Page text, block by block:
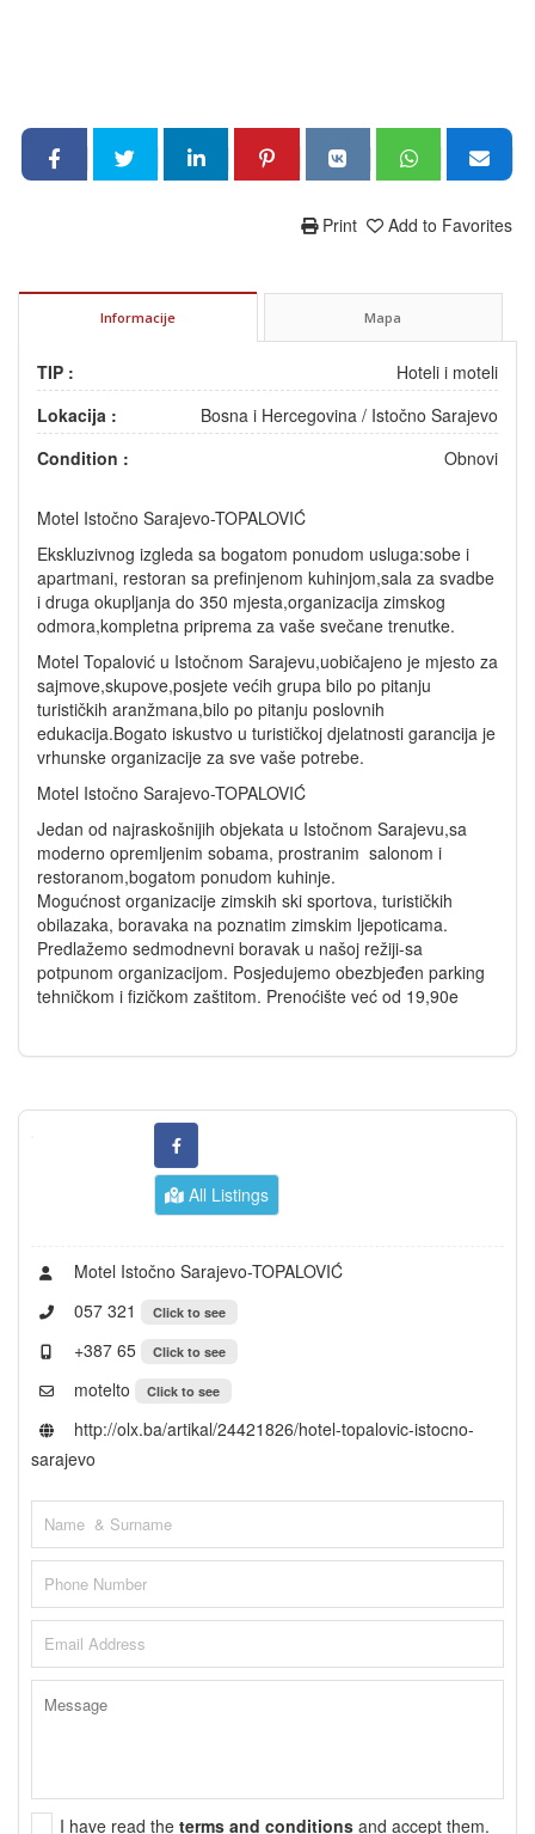
Add to Favorites
Print
Informacije Mapa
TIP :
Hoteli i moteli
Lokacija :
Bosna i Hercegovina / Istočno Sarajevo
Condition :
Obnovi
Motel Istočno Sarajevo-TOPALOVIĆ
Ekskluzivnog izgleda sa bogatom ponudom usluga:sobe i
apartmani, restoran sa prefinjenom kuhinjom,sala za svadbe
i druga okupljanja do 350 mjesta,organizacija zimskog
odmora,kompletna priprema za vaše svečane trenutke.
Motel Topalović u Istočnom Sarajevu,uobičajeno je mjesto za
sajmove,skupove,posjete većih grupa bilo po pitanju
turističkih aranžmana,bilo po pitanju poslovnih
edukacija.Bogato iskustvo u turističkoj djelatnosti garancija je
vrhunske organizacije za sve vaše potrebe.
Motel Istočno Sarajevo-TOPALOVIĆ
Jedan od najraskošnijih objekata u Istočnom Sarajevu,sa
moderno opremljenim sobama, prostranim salonom i
restoranom,bogatom ponudom kuhinje.
Mogućnost organizacije zimskih ski sportova, turističkih
obilazaka, boravaka na poznatim zimskim ljepoticama.
Predlažemo sedmodnevni boravak u našoj režiji-sa
potpunom organizacijom. Posjedujemo obezbjeđen parking
tehničkom i fizičkom zaštitom. Prenoćište već od 19,90e
All Listings
Motel Istočno Sarajevo-TOPALOVIĆ
057 321
Click to see
+387 65 Click to see
motelto Click to see
http://olx.ba/artikal/24421826/hotel-topalovic-istocno-
sarajevo
I have read the terms and conditions and accept them.